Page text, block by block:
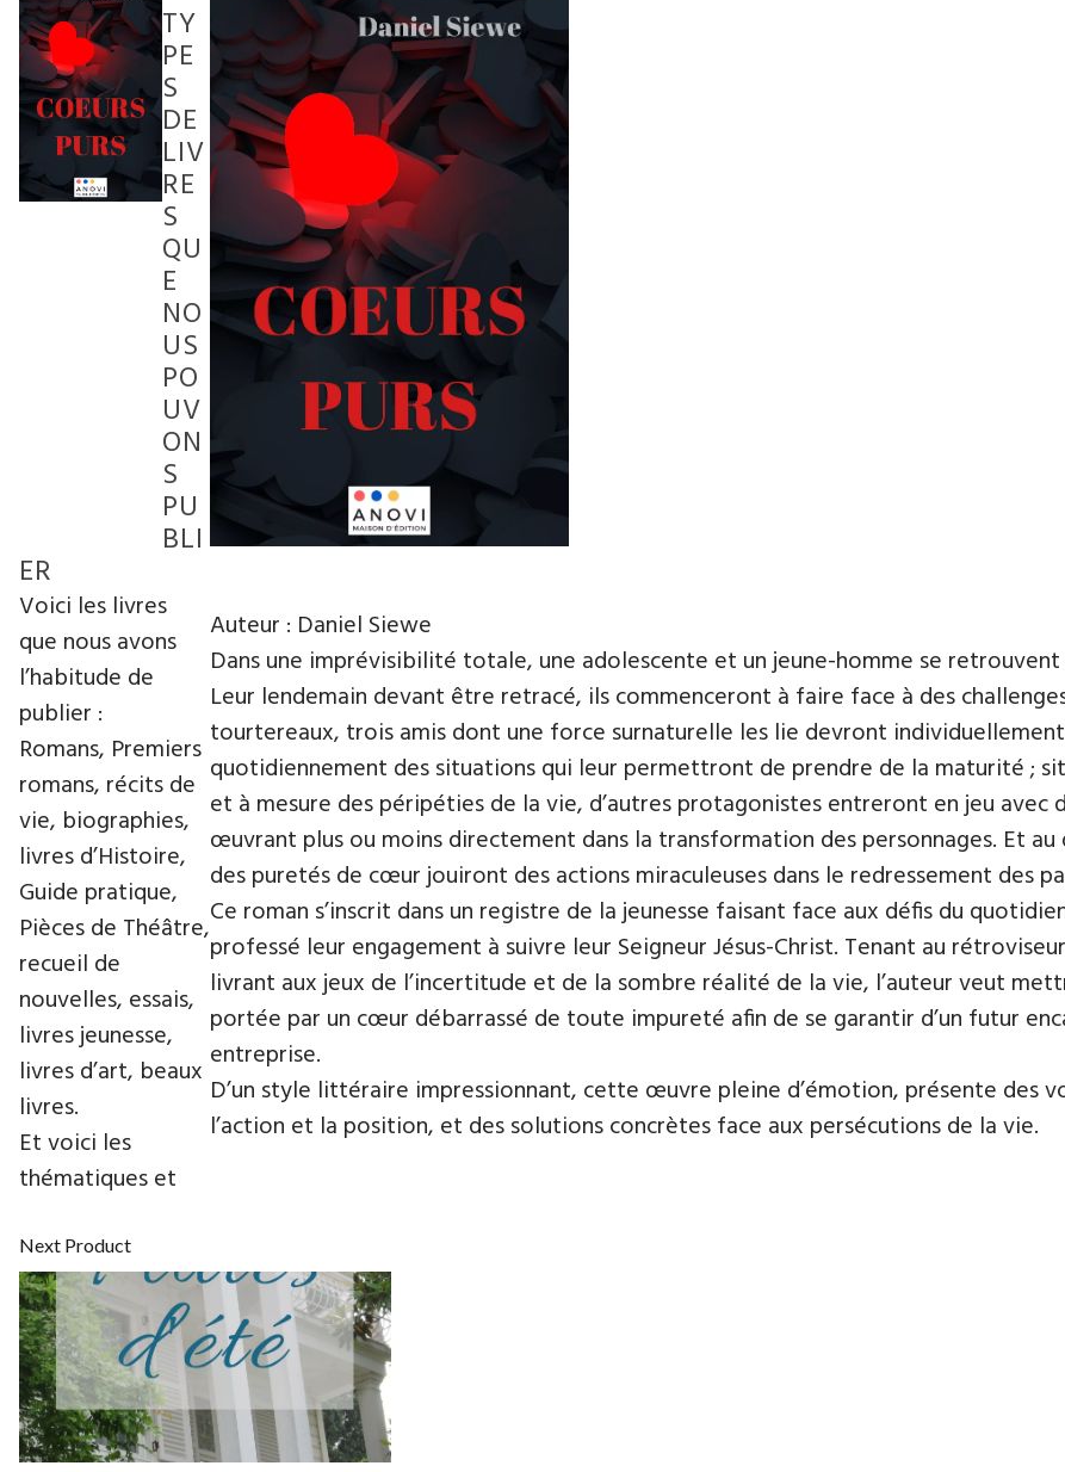
Auteur : Daniel Siewe
Dans une imprévisibilité totale, une adolescente et un jeune-homme se
Leur lendemain devant être retracé, ils commenceront à faire face à des
tourtereaux, trois amis dont une force surnaturelle les lie devront
quotidiennement des situations qui leur permettront de prendre de la maturité ;
et à mesure des péripéties de la vie, d’autres protagonistes entreront en jeu avec
œuvrant plus ou moins directement dans la transformation des personnages. Et
des puretés de cœur jouiront des actions miraculeuses dans le redressement des
Ce roman s’inscrit dans un registre de la jeunesse faisant face aux défis du
professé leur engagement à suivre leur Seigneur Jésus-Christ. Tenant au
livrant aux jeux de l’incertitude et de la sombre réalité de la vie, l’auteur veut
portée par un cœur débarrassé de toute impureté afin de se garantir d’un futur
entreprise.
D’un style littéraire impressionnant, cette œuvre pleine d’émotion, présente des
l’action et la position, et des solutions concrètes face aux persécutions de la vie.
Next Product
TY
PE
S
DE
LIV
RE
S
QU
E
NO
US
PO
UV
ON
S
PU
BLI
ER
Voici les livres
que nous avons
l’habitude de
publier :
Romans, Premiers
romans, récits de
vie, biographies,
livres d’Histoire,
Guide pratique,
Pièces de Théâtre,
recueil de
nouvelles, essais,
livres jeunesse,
livres d’art, beaux
livres.
Et voici les
thématiques et